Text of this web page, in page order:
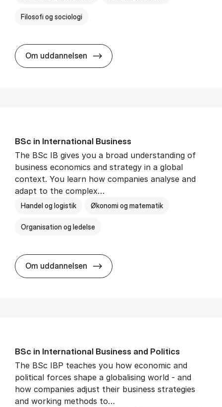
Filosofi og sociologi
Om uddannelsen BSc in Busi­ness Ad­min­is­tra­tion
BSc in In­ter­na­tion­al Busi­ness
The BSc IB gives you a broad understanding of
business economics and strategy in a global
context. You learn how companies analyse and
adapt to the complex…
Handel og logistik Økonomi og matematik
Organisation og ledelse
Om uddannelsen BSc in In­ter­na­tion­al Busi­ness
BSc in In­ter­na­tion­al Busi­ness and Polit­ics
The BSc IBP teaches you how economic and
political forces shape a globalising world - and
how companies adjust their business strategies
and working methods to…